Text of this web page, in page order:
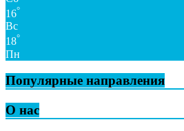
16°
Вс
18°
Пн
Популярные направления
О нас